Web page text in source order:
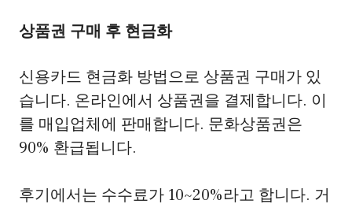
상품권 구매 후 현금화
신용카드 현금화 방법으로 상품권 구매가 있
습니다. 온라인에서 상품권을 결제합니다. 이
를 매입업체에 판매합니다. 문화상품권은
90% 환급됩니다.
후기에서는 수수료가 10~20%라고 합니다. 거